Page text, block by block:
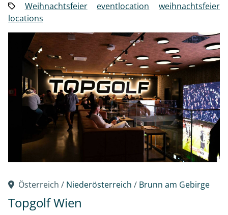
Weihnachtsfeier eventlocation
weihnachtsfeier
locations
Österreich / Niederösterreich / Brunn am Gebirge
Topgolf Wien